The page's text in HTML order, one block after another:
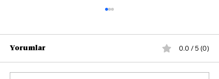
Yorumlar 0.0 / 5 (0)